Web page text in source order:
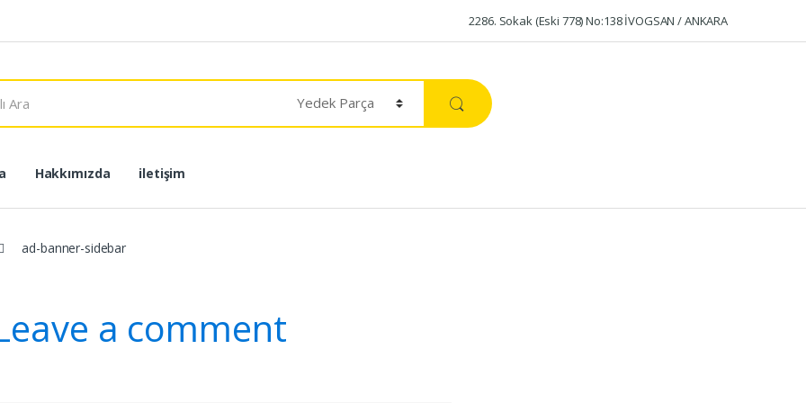
2286. Sokak (Eski 778) No:138 İVOGSAN / ANKARA
Hakkımızda iletişim
ad-banner-sidebar
a comment